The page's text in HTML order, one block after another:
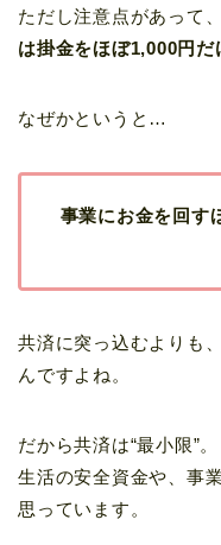
ただし注意点があって
は掛金をほぼ1,000円だ
なぜかというと…
事業にお金を回す
共済に突っ込むよりも
んですよね。
だから共済は“最小限”。
生活の安全資金や、事
思っています。